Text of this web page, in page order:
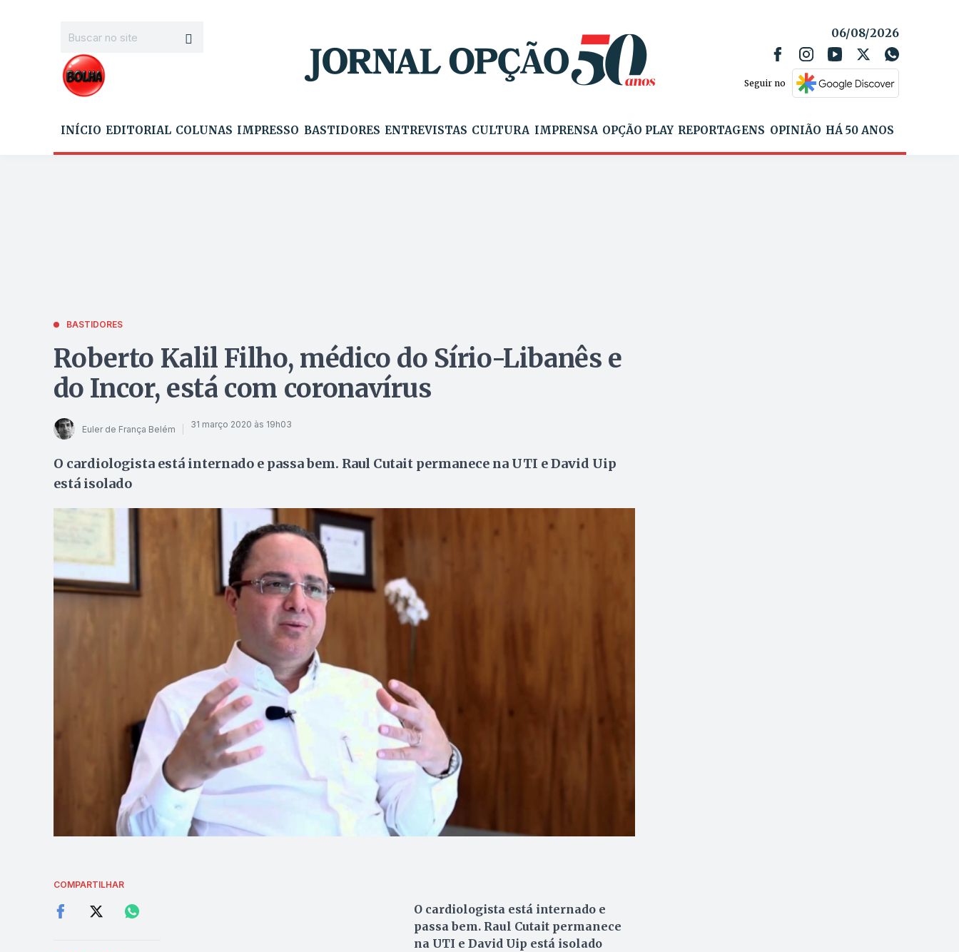
06/08/2026
Seguir no
INÍCIO EDITORIAL COLUNAS IMPRESSO BASTIDORES ENTREVISTAS CULTURA IMPRENSA OPÇÃO PLAY REPORTAGENS OPINIÃO HÁ 50 ANOS
BASTIDORES
Roberto Kalil Filho, médico do Sírio-Libanês e
do Incor, está com coronavírus
Euler de França Belém 31 março 2020 às 19h03
O cardiologista está internado e passa bem. Raul Cutait permanece na UTI e David Uip
está isolado
COMPARTILHAR
O cardiologista está internado e
passa bem. Raul Cutait permanece
na UTI e David Uip está isolado